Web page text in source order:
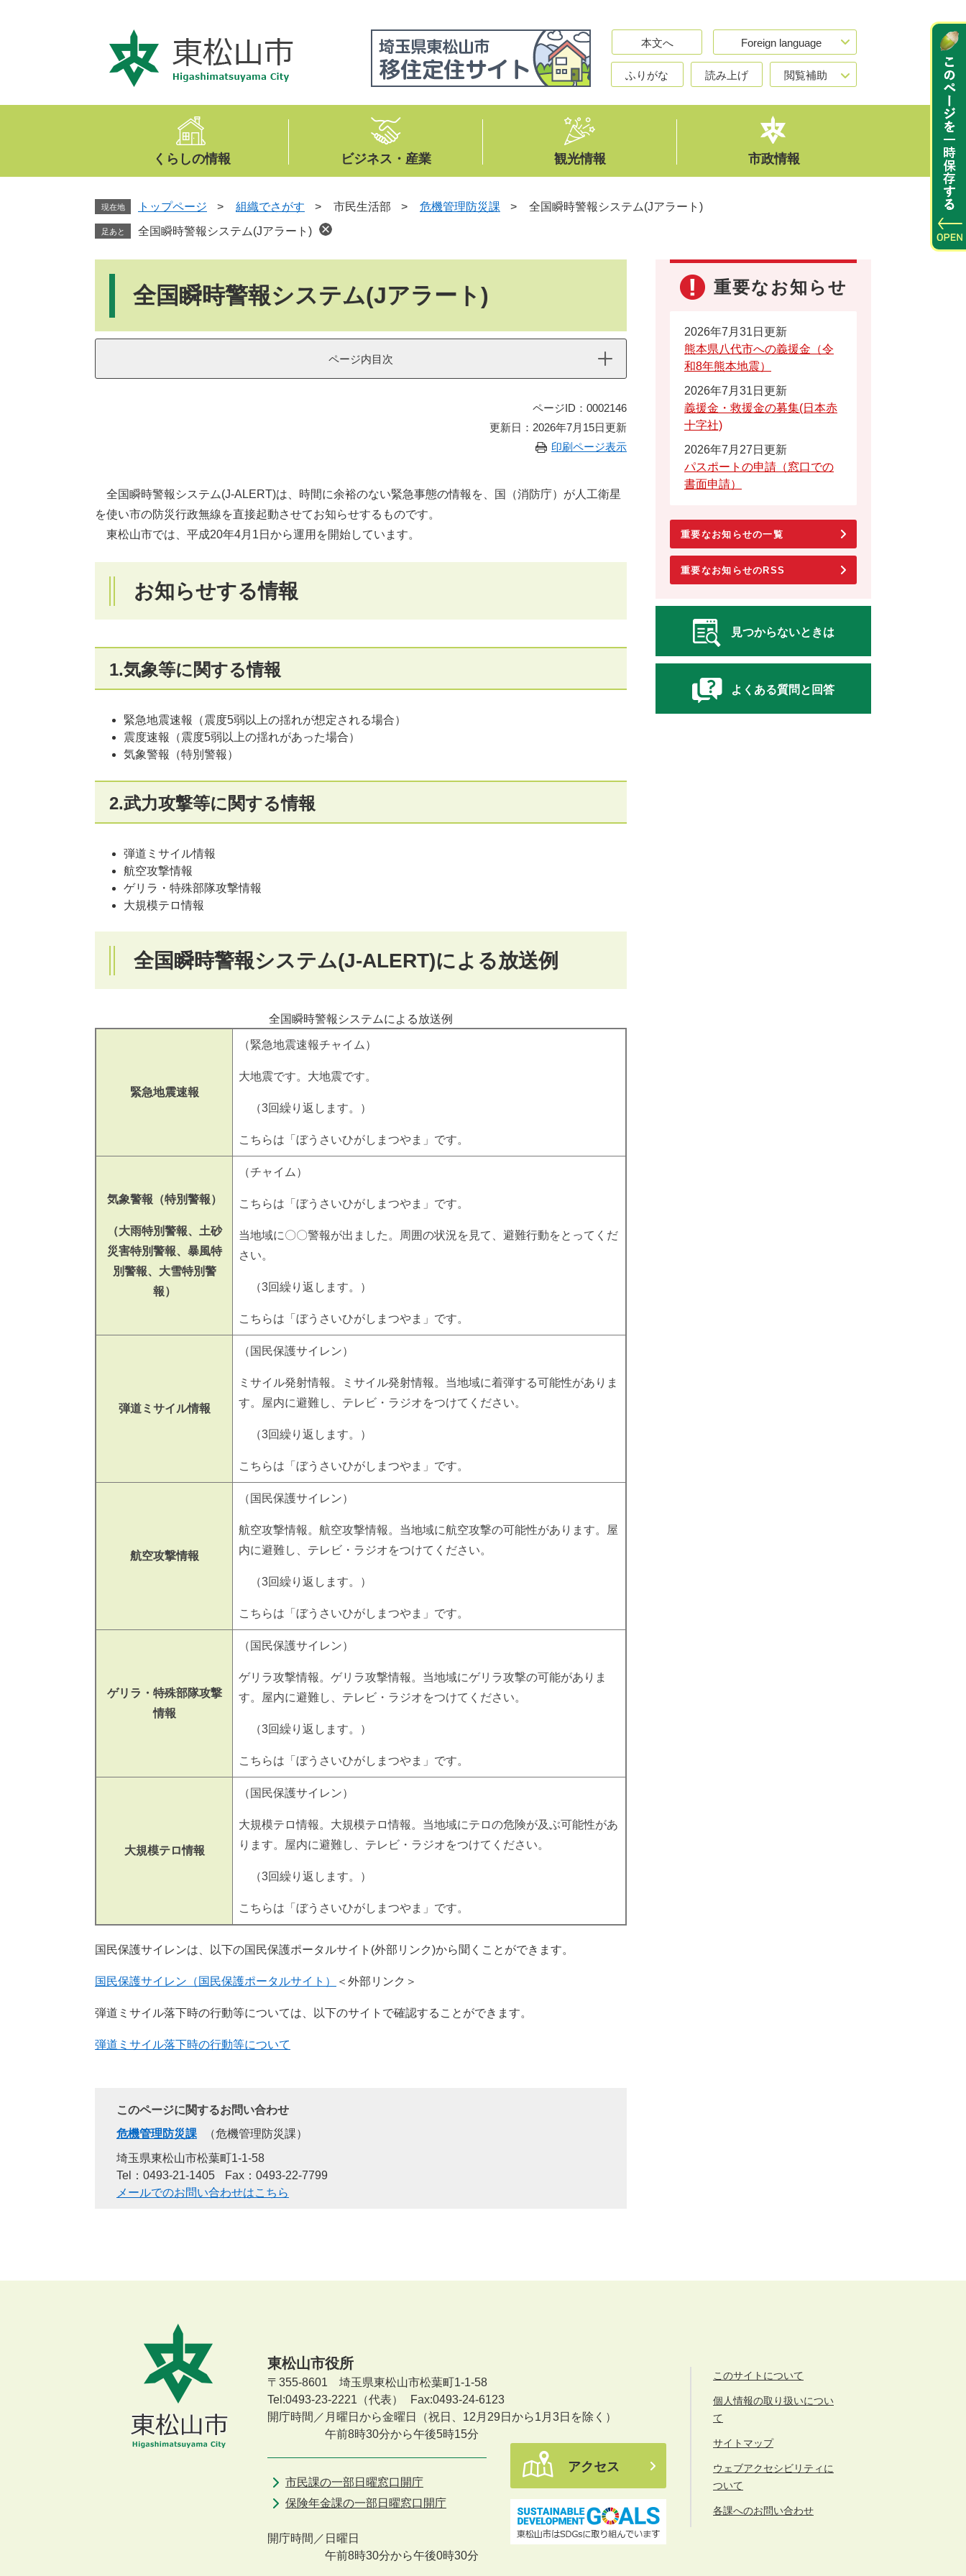
文
本文へ Foreign language
ふりがな 読み上げ 閲覧補助
くらしの情報 ビジネス・産業 観光情報 市政情報
現在地 トップページ > 組織でさがす > 市民生活部 > 危機管理防災課 > 全国瞬時警報システム(Jアラート)
足あと 全国瞬時警報システム(Jアラート)
全国瞬時警報システム(Jアラート)
ページ内目次
ページID：0002146
更新日：2026年7月15日更新
印刷ページ表示
全国瞬時警報システム(J-ALERT)は、時間に余裕のない緊急事態の情報を、国（消防庁）が人工衛星
を使い市の防災行政無線を直接起動させてお知らせするものです。
東松山市では、平成20年4月1日から運用を開始しています。
お知らせする情報
1.気象等に関する情報
緊急地震速報（震度5弱以上の揺れが想定される場合）
​震度速報（震度5弱以上の揺れがあった場合）
気象警報（特別警報）
2.武力攻撃等に関する情報
弾道ミサイル情報
航空攻撃情報
ゲリラ・特殊部隊攻撃情報
大規模テロ情報
全国瞬時警報システム(J-ALERT)による放送例
全国瞬時警報システムによる放送例
緊急地震速報
（緊急地震速報チャイム）
大地震です。大地震です。
（3回繰り返します。）
こちらは「ぼうさいひがしまつやま」です。
気象警報（特別警報）
（大雨特別警報、土砂
災害特別警報、暴風特
別警報、大雪特別警
報）
（チャイム）
こちらは「ぼうさいひがしまつやま」です。
当地域に〇〇警報が出ました。周囲の状況を見て、避難行動をとってくだ
さい。
（3回繰り返します。）
こちらは「ぼうさいひがしまつやま」です。
弾道ミサイル情報
（国民保護サイレン）
ミサイル発射情報。ミサイル発射情報。当地域に着弾する可能性がありま
す。屋内に避難し、テレビ・ラジオをつけてください。
（3回繰り返します。）
こちらは「ぼうさいひがしまつやま」です。
航空攻撃情報
（国民保護サイレン）
航空攻撃情報。航空攻撃情報。当地域に航空攻撃の可能性があります。屋
内に避難し、テレビ・ラジオをつけてください。
（3回繰り返します。）
こちらは「ぼうさいひがしまつやま」です。
ゲリラ・特殊部隊攻撃
情報
（国民保護サイレン）
ゲリラ攻撃情報。ゲリラ攻撃情報。当地域にゲリラ攻撃の可能がありま
す。屋内に避難し、テレビ・ラジオをつけてください。
（3回繰り返します。）
こちらは「ぼうさいひがしまつやま」です。
大規模テロ情報
（国民保護サイレン）
大規模テロ情報。大規模テロ情報。当地域にテロの危険が及ぶ可能性があ
ります。屋内に避難し、テレビ・ラジオをつけてください。
（3回繰り返します。）
こちらは「ぼうさいひがしまつやま」です。
国民保護サイレンは、以下の国民保護ポータルサイト(外部リンク)から聞くことができます。
国民保護サイレン（国民保護ポータルサイト） ＜外部リンク＞
弾道ミサイル落下時の行動等については、以下のサイトで確認することができます。
弾道ミサイル落下時の行動等について
このページに関するお問い合わせ
危機管理防災課
危機管理防災課
埼玉県東松山市松葉町1-1-58
Tel：0493-21-1405
Fax：0493-22-7799
メールでのお問い合わせはこちら
重要なお知らせ
2026年7月31日更新
熊本県八代市への義援金（令
和8年熊本地震）
2026年7月31日更新
義援金・救援金の募集(日本赤
十字社)
2026年7月27日更新
パスポートの申請（窓口での
書面申請）
重要なお知らせの一覧
重要なお知らせのRSS
見つからないときは
よくある質問と回答
東松山市役所
〒355-8601 埼玉県東松山市松葉町1-1-58
Tel:0493-23-2221（代表）
Fax:0493-24-6123
開庁時間／月曜日から金曜日
（祝日、12月29日から1月3日を除く）
午前8時30分から午後5時15分
市民課の一部日曜窓口開庁
保険年金課の一部日曜窓口開庁
開庁時間／ 日曜日
午前8時30分から午後0時30分
アクセス
このサイトについて
個人情報の取り扱いについ
て
サイトマップ
ウェブアクセシビリティに
ついて
各課へのお問い合わせ